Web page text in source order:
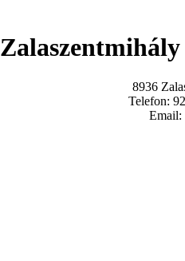
8936
Telefon:
Email: